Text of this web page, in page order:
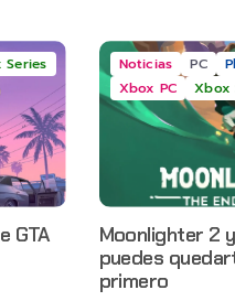
Series
GTA
Noticias PC
Xbox PC
Xbox
Moonlighter 2
puedes
primero